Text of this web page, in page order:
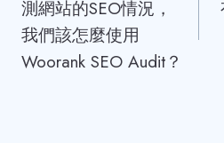
測網站的SEO情況，
我們該怎麼使用
Woorank SEO Audit？